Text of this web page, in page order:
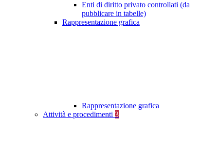
Enti di diritto privato controllati (da
pubblicare in tabelle)
Rappresentazione grafica
Rappresentazione grafica
Attività e procedimenti 3